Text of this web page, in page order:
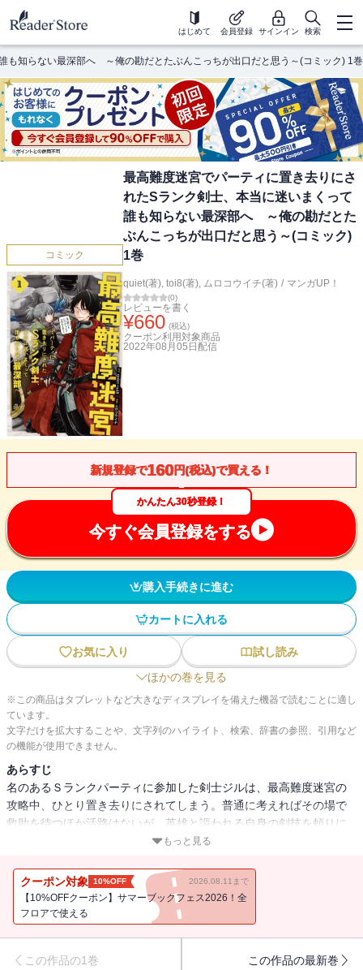
はじめて 会員登録 サインイン 検索
も知らない最深部へ ～俺の勘だとたぶんこっちが出口だと思う～(コミック) 1巻
コミック
最高難度迷宮でパーティに置き去りにさ
れたSランク剣士、本当に迷いまくって
誰も知らない最深部へ ～俺の勘だとた
ぶんこっちが出口だと思う～(コミック)
1巻
quiet(著), toi8(著), ムロコウイチ(著) / マンガUP！
(0)
レビューを書く
¥660 (税込)
クーポン利用対象商品
2022年08月05日 配信
新規登録で160円(税込)で買える！
かんたん30秒登録！
今すぐ会員登録をする
購入手続きに進む
カートに入れる
お気に入り
試し読み
ほかの巻を見る
※この商品はタブレットなど大きなディスプレイを備えた機器で読むことに適し
ています。
文字だけを拡大することや、文字列のハイライト、検索、辞書の参照、引用など
の機能が使用できません。
あらすじ
名のあるＳランクパーティに参加した剣士ジルは、最高難度迷宮の
攻略中、ひとり置き去りにされてしまう。普通に考えればその場で
救助を待つほか活路はないが、英雄と謳われる自身の剣技を頼りに
脱出を試みる。しかし、超絶方向音痴な彼は知らな
に！出てくる魔獣をなぎ倒し、目指せ！迷宮の出口！「小説家にな
ろう」発のドタバタ異世界ファンタジー、コミカライズ第１巻！
※「小説家になろう」は株式会社ヒナプロジェクトの登録商標で
もっと見る
クーポン対象 10%OFF 2026.08.11まで
【10%OFFクーポン】サマーブックフェス2026！全
フロアで使える
この作品の1巻 この作品の最新巻